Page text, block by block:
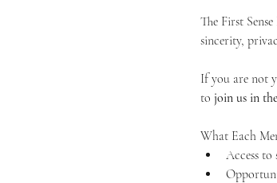
The First
sincerity,
If you are not
to join us in
What Each
Access to